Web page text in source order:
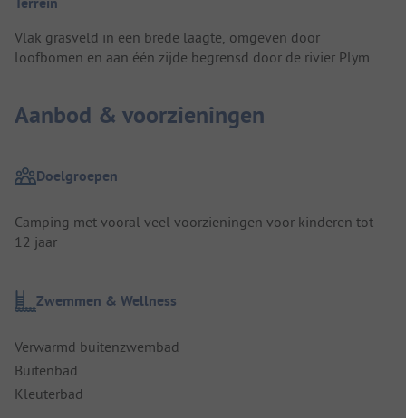
Vlak grasveld in een brede laagte, omgeven door
loofbomen en aan één zijde begrensd door de rivier Plym.
Aanbod & voorzieningen
Doelgroepen
Camping met vooral veel voorzieningen voor kinderen tot
12 jaar
Zwemmen & Wellness
Verwarmd buitenzwembad
Buitenbad
Kleuterbad